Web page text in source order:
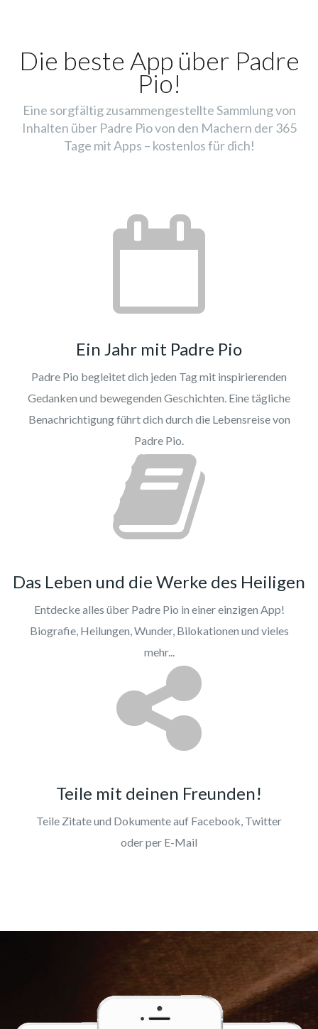
Die beste App über Padre
Pio!
Eine sorgfältig zusammengestellte Sammlung von
Inhalten über Padre Pio von den Machern der 365
Tage mit Apps – kostenlos für dich!
Ein Jahr mit Padre Pio
Padre Pio begleitet dich jeden Tag mit inspirierenden
Gedanken und bewegenden Geschichten. Eine tägliche
Benachrichtigung führt dich durch die Lebensreise von
Padre Pio.
Das Leben und die Werke des Heiligen
Entdecke alles über Padre Pio in einer einzigen App!
Biografie, Heilungen, Wunder, Bilokationen und vieles
mehr...
Teile mit deinen Freunden!
Teile Zitate und Dokumente auf Facebook, Twitter
oder per E-Mail